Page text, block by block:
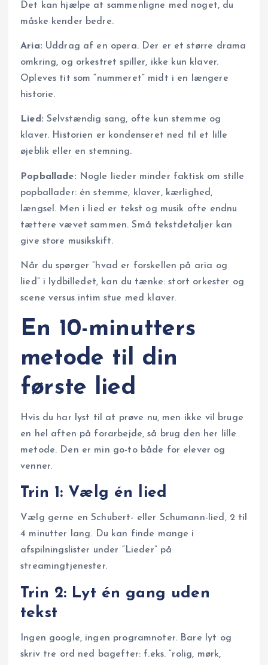
Det kan hjælpe at sammenligne med noget, du
måske kender bedre.
Aria: Uddrag af en opera. Der er et større drama
omkring, og orkestret spiller, ikke kun klaver.
Opleves tit som “nummeret” midt i en længere
historie.
Lied: Selvstændig sang, ofte kun stemme og
klaver. Historien er kondenseret ned til et lille
øjeblik eller en stemning.
Popballade: Nogle lieder minder faktisk om stille
popballader: én stemme, klaver, kærlighed,
længsel. Men i lied er tekst og musik ofte endnu
tættere vævet sammen. Små tekstdetaljer kan
give store musikskift.
Når du spørger “hvad er forskellen på aria og
lied” i lydbilledet, kan du tænke: stort orkester og
scene versus intim stue med klaver.
En 10-minutters
metode til din
første lied
Hvis du har lyst til at prøve nu, men ikke vil bruge
en hel aften på forarbejde, så brug den her lille
metode. Den er min go-to både for elever og
venner.
Trin 1: Vælg én lied
Vælg gerne en Schubert- eller Schumann-lied, 2 til
4 minutter lang. Du kan finde mange i
afspilningslister under “Lieder” på
streamingtjenester.
Trin 2: Lyt én gang uden
tekst
Ingen google, ingen programnoter. Bare lyt og
skriv tre ord ned bagefter: f.eks. “rolig, mørk,